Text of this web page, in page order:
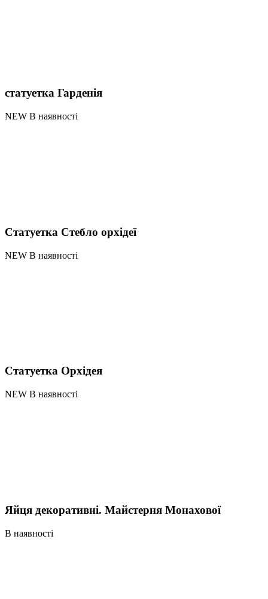
статуетка Гарденія
NEW В наявності
Статуетка Стебло орхідеї
NEW В наявності
Статуетка Орхідея
NEW В наявності
Яйця декоративні. Майстерня Монахової
В наявності